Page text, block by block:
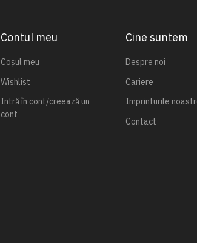
Contul meu
Coșul meu
Wishlist
Intră în cont/creează un
cont
Cine suntem
Despre noi
Cariere
Imprinturile
Contact